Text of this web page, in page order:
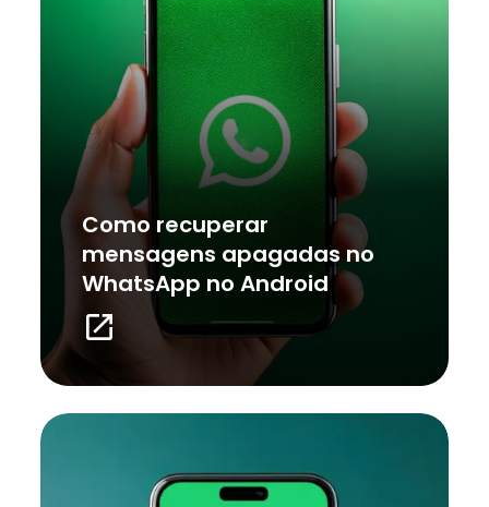
Como recuperar
mensagens apagadas no
WhatsApp no Android
launch